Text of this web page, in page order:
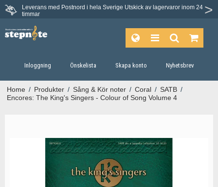
Leverans med Postnord i hela Sverige Utskick av lagervaror inom 24
timmar
Du har 30 dagars ångerrätt.
Inloggning Önskelista Skapa konto Nyhetsbrev
Home / Produkter / Sång & Kör noter / Coral / SATB /
Encores: The King's Singers - Colour of Song Volume 4